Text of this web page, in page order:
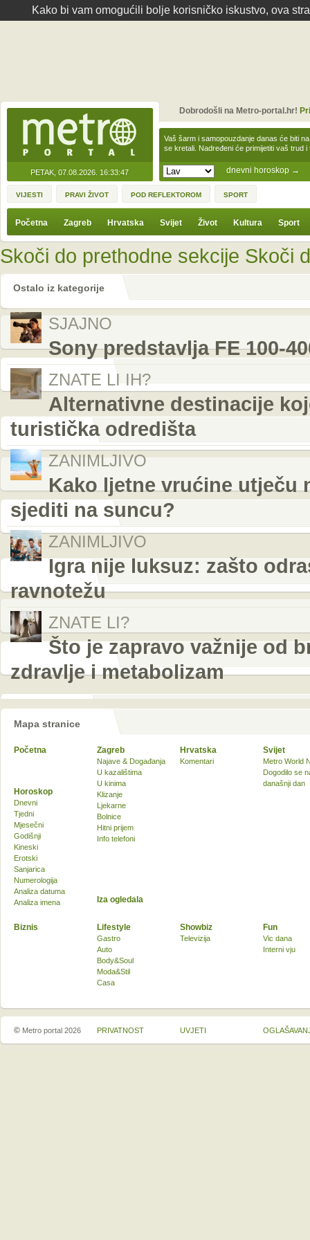
Kako bi vam omogućili bolje korisničko iskustvo, ova
PETAK, 07.08.2026. 16:33:47 dnevni horoskop →
Vaš šarm i samopouzdanje danas će biti
se kretali. Nadređeni će primijetiti vaš trud
Dobrodošli na Metro-portal.hr!
VIJESTI PRAVI ŽIVOT POD REFLEKTOROM SPORT
Početna Zagreb Hrvatska Svijet Život Kultura Sport
Skoči do prethodne sekcije Skoči
Ostalo iz kategorije
SJAJNO
Sony predstavlja FE 100-
ZNATE LI IH?
Alternativne destinacije
turistička odredišta
ZANIMLJIVO
Kako ljetne vrućine utječu
sjediti na suncu?
ZANIMLJIVO
Igra nije luksuz: zašto
ravnotežu
ZNATE LI?
Što je zapravo važnije od
zdravlje i metabolizam
Mapa stranice
Početna Zagreb
Najave & Događanja
U kazalištima
U kinima
Klizanje
Ljekarne
Bolnice
Hitni prijem
Info telefoni
Hrvatska
Komentari
Svijet
Metro World
Dogodilo se
današnji dan
Biznis Lifestyle
Gastro
Auto
Body&Soul
Moda&Stil
Casa
Showbiz
Televizija
Fun
Vic dana
Interni vju
Horoskop
Dnevni
Tjedni
Mjesečni
Godišnji
Kineski
Erotski
Sanjarica
Numerologija
Analiza datuma
Analiza imena
Iza ogledala
© Metro portal 2026 PRIVATNOST UVJETI